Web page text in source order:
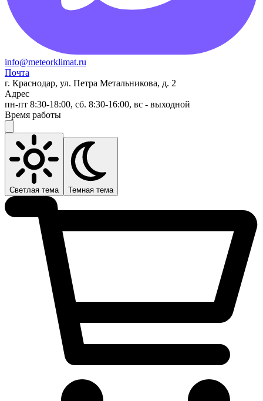
info@meteorklimat.ru
Почта
г. Краснодар, ул. Петра Метальникова, д. 2
Адрес
пн-пт 8:30-18:00, сб. 8:30-16:00, вс - выходной
Время работы
Светлая тема Темная тема